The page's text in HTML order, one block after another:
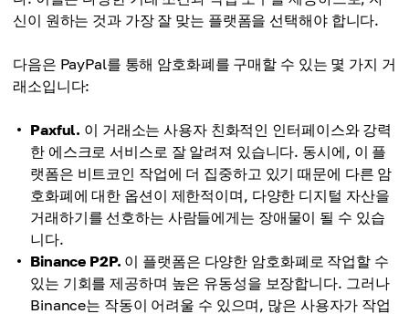
신이 원하는 것과 가장 잘 맞는 플랫폼을 선택해야 합니다.
다음은 PayPal를 통해 암호화폐를 구매할 수 있는 몇 가지 거
래소입니다:
Paxful. 이 거래소는 사용자 친화적인 인터페이스와 강력
한 에스크로 서비스로 잘 알려져 있습니다. 동시에, 이 플
랫폼은 비트코인 작업에 더 집중하고 있기 때문에 다른 암
호화폐에 대한 옵션이 제한적이며, 다양한 디지털 자산을
거래하기를 선호하는 사람들에게는 장애물이 될 수 있습
니다.
Binance P2P. 이 플랫폼은 다양한 암호화폐로 작업할 수
있는 기회를 제공하며 높은 유동성을 보장합니다. 그러나
Binance는 작동이 어려울 수 있으며, 많은 사용자가 작업